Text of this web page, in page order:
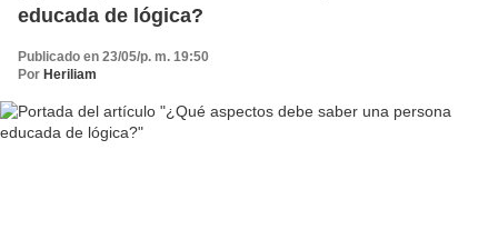
educada de lógica?
Publicado en 23/05/p. m. 19:50
Por Heriliam